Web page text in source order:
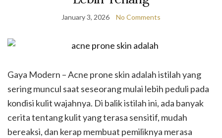
January 3, 2026 No Comments
Gaya Modern – Acne prone skin adalah istilah yang
sering muncul saat seseorang mulai lebih peduli pada
kondisi kulit wajahnya. Di balik istilah ini, ada banyak
cerita tentang kulit yang terasa sensitif, mudah
bereaksi, dan kerap membuat pemiliknya merasa